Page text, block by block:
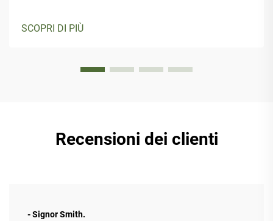
SCOPRI DI PIÙ
Recensioni dei clienti
- Signor Smith.